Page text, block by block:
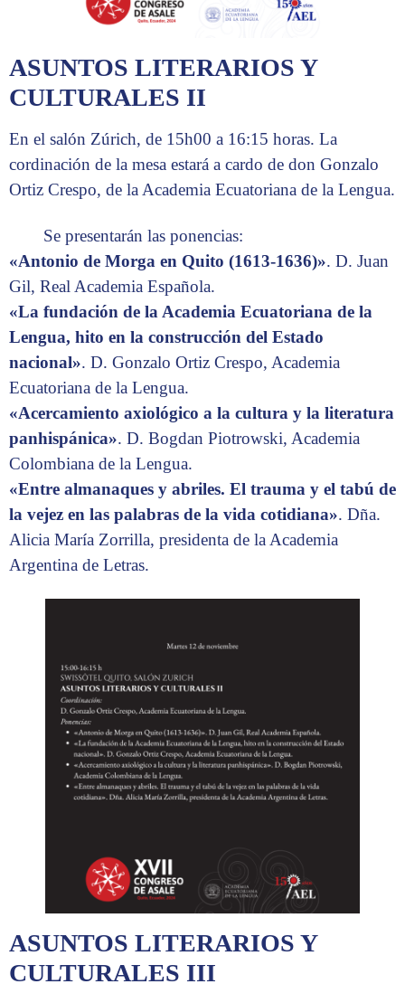
ASUNTOS LITERARIOS Y
CULTURALES II
En el salón Zúrich, de 15h00 a 16:15 horas. La
cordinación de la mesa estará a cardo de don Gonzalo
Ortiz Crespo, de la Academia Ecuatoriana de la Lengua.
Se presentarán las ponencias:
«Antonio de Morga en Quito (1613-1636)». D. Juan
Gil, Real Academia Española.
«La fundación de la Academia Ecuatoriana de la
Lengua, hito en la construcción del Estado
nacional». D. Gonzalo Ortiz Crespo, Academia
Ecuatoriana de la Lengua.
«Acercamiento axiológico a la cultura y la literatura
panhispánica». D. Bogdan Piotrowski, Academia
Colombiana de la Lengua.
«Entre almanaques y abriles. El trauma y el tabú de
la vejez en las palabras de la vida cotidiana». Dña.
Alicia María Zorrilla, presidenta de la Academia
Argentina de Letras.
ASUNTOS LITERARIOS Y
CULTURALES III